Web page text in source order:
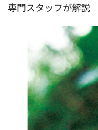
専門スタッフが解説